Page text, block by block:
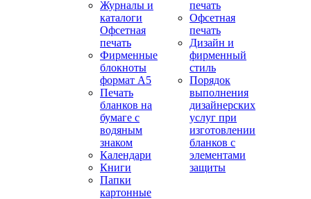
Журналы и
каталоги
Офсетная
печать
Фирменные
блокноты
формат А5
Печать
бланков на
бумаге с
водяным
знаком
Календари
Книги
Папки
картонные
печать
Офсетная
печать
Дизайн и
фирменный
стиль
Порядок
выполнения
дизайнерских
услуг при
изготовлении
бланков с
элементами
защиты